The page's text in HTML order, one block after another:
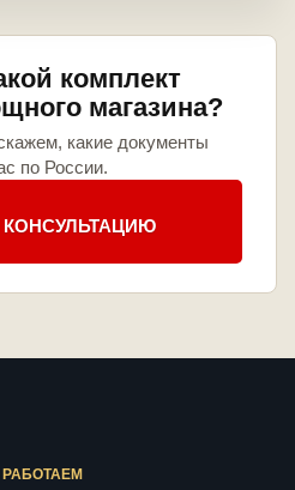
комплект
магазина?
какие документы
по России.
РАБОТАЕМ